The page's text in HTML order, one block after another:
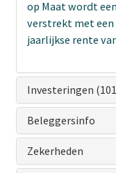
op Maat wordt
verstrekt met een
jaarlijkse rente
Investeringen
Beleggersinfo
Zekerheden